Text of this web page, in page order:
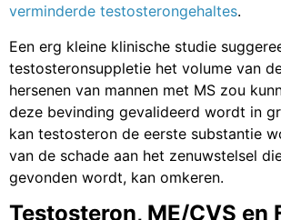
verminderde testosterongehaltes.
Een erg kleine klinische studie
testosteronsuppletie het volume van
hersenen van mannen met MS zou
deze bevinding gevalideerd wordt in
kan testosteron de eerste substantie
van de schade aan het zenuwstelsel
gevonden wordt, kan omkeren.
Testosteron, ME/CVS en